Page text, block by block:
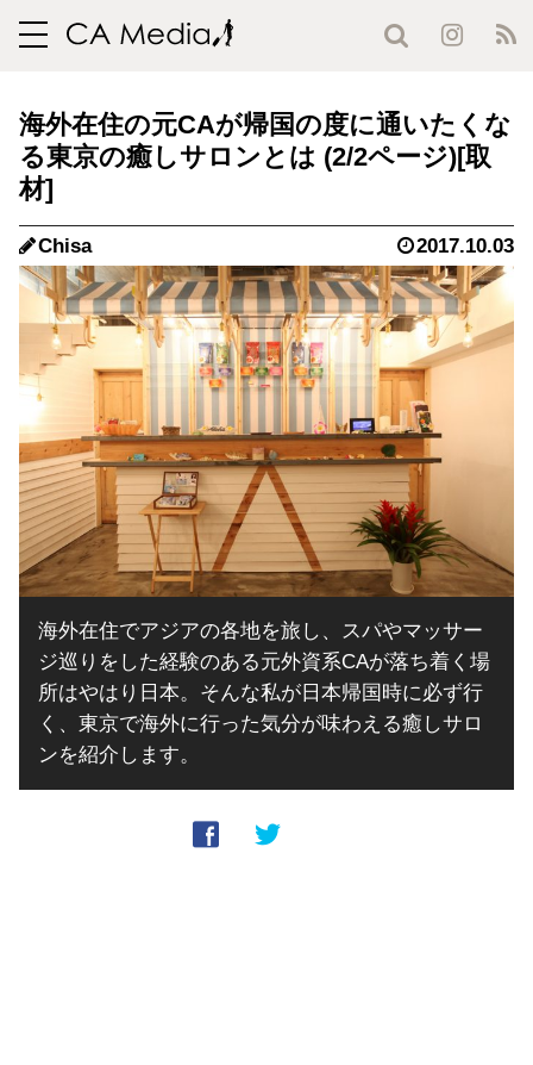
toggle
海外在住の元CAが帰国の度に通いたくな
る東京の癒しサロンとは (2/2ページ)
Chisa 2017.10.03
海外在住でアジアの各地を旅し、スパやマッサー
ジ巡りをした経験のある元外資系CAが落ち着く場
所はやはり日本。そんな私が日本帰国時に必ず行
く、東京で海外に行った気分が味わえる癒しサロ
ンを紹介します。